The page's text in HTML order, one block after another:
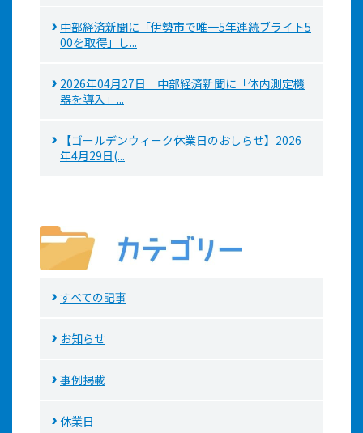
中部経済新聞に「伊勢市で唯一5年連続ブライト5
00を取得」し...
2026年04月27日 中部経済新聞に「体内測定機
器を導入」...
【ゴールデンウィーク休業日のおしらせ】2026
年4月29日(...
すべての記事
お知らせ
事例掲載
休業日